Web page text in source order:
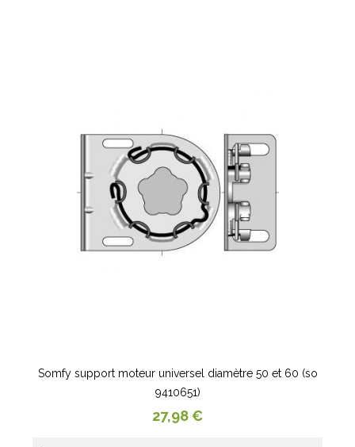
Somfy support moteur universel diamètre 50 et 60 (so
9410651)
Prix
27,98 €